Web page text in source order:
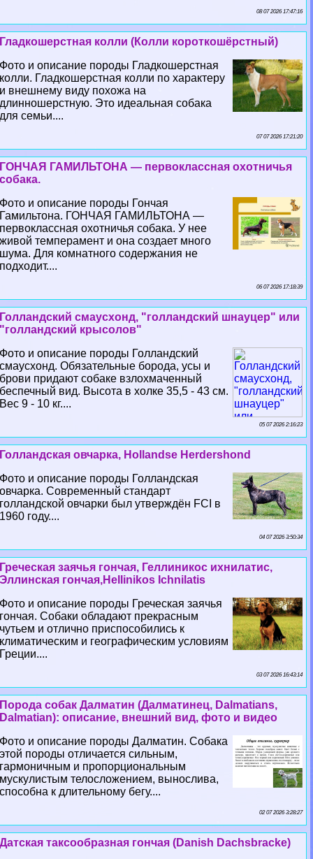
08 07 2026 17:47:16
Гладкошерстная колли (Колли короткошёрстный)
Фото и описание породы Гладкошерстная
колли. Гладкошерстная колли по хаpaктеру
и внешнему виду похожа на
длинношерстную. Это идеальная собака
для семьи....
07 07 2026 17:21:20
ГОНЧАЯ ГАМИЛЬТОНА — первоклассная охотничья
собака.
Фото и описание породы Гончая
Гамильтона. ГОНЧАЯ ГАМИЛЬТОНА —
первоклассная охотничья собака. У нее
живой темперамент и она создает много
шума. Для комнатного содержания не
подходит....
06 07 2026 17:18:39
Голландский смаусхонд, "голландский шнауцер" или
"голландский крысолов"
Фото и описание породы Голландский
смаусхонд. Обязательные борода, усы и
брови придают собаке взлохмаченный
беспечный вид. Высота в холке 35,5 - 43 см.
Вес 9 - 10 кг....
05 07 2026 2:16:23
Голландская овчарка, Hollandse Herdershond
Фото и описание породы Голландская
овчарка. Современный стандарт
голландской овчарки был утверждён FCI в
1960 году....
04 07 2026 3:50:34
Греческая заячья гончая, Геллиникос ихнилатис,
Эллинская гончая,Hellinikos Ichnilatis
Фото и описание породы Греческая заячья
гончая. Собаки обладают прекрасным
чутьем и отлично приспособились к
климатическим и географическим условиям
Греции....
03 07 2026 16:43:14
Порода собак Далматин (Далматинец, Dalmatians,
Dalmatian): описание, внешний вид, фото и видео
Фото и описание породы Далматин. Собака
этой породы отличается сильным,
гармоничным и пропорциональным
мускулистым телосложением, вынослива,
способна к длительному бегу....
02 07 2026 3:28:27
Датская таксообразная гончая (Danish Dachsbracke)